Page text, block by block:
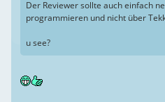
Der Reviewer sollte auch einfach
programmieren und nicht über
u see?